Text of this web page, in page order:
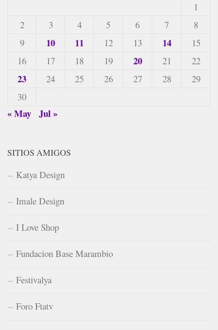
1
2
3 4 5 6 7
8
9
10 11 12 13 14
15
16
17 18 19 20 21 22
23 24 25 26 27 28
29
30
« May Jul »
SITIOS AMIGOS
Katya Design
Imale Design
I Love Shop
Fundacion Base Marambio
Festivalya
Foro Ftatv